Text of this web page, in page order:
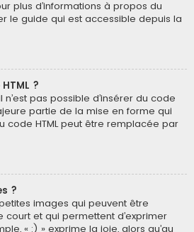
plus d’informations à propos du
le guide qui est accessible depuis la
?
pas possible d’insérer du code
partie de la mise en forme qui
code HTML peut être remplacée par
?
images qui peuvent être
et qui permettent d’exprimer
« :) » exprime la joie, alors qu’au